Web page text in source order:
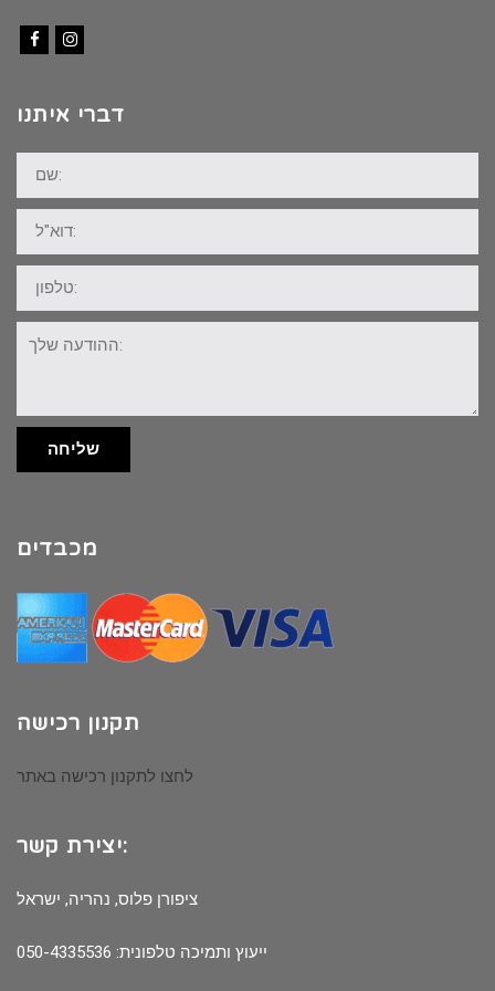
דברי איתנו
שם:
דוא"ל:
טלפון:
ההודעה
שלך:
שליחה
מכבדים
תקנון רכישה
לחצו לתקנון רכישה באתר
יצירת קשר:
ציפורן פלוס, נהריה, ישראל
ייעוץ ותמיכה טלפונית: 050-4335536